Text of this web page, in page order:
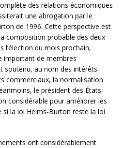
des relations économiques
une abrogation par le
de 1996. Cette perspective est
composition probable des deux
l’élection du mois prochain,
important de membres
soutenu, au nom des intérêts
commerciaux, la normalisation
le président des États-
considérable pour améliorer les
si la loi Helms-Burton reste la loi
ont considérablement